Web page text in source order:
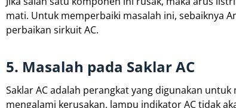
mati. Untuk memperbaiki masalah ini, sebaiknya
perbaikan sirkuit AC.
5. Masalah pada Saklar AC
Saklar AC adalah perangkat yang digunakan
mengalami kerusakan, lampu indikator AC tidak